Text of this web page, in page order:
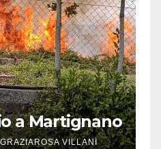
a Martignano
GRAZIAROSA VILLANI